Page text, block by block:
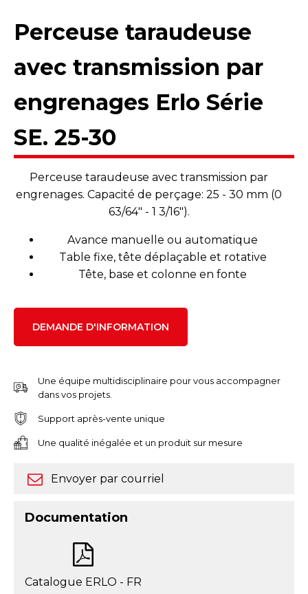
Perceuse taraudeuse
avec transmission par
engrenages Erlo Série
SE. 25-30
Perceuse taraudeuse avec transmission par
engrenages. Capacité de perçage: 25 - 30 mm (0
63/64" - 1 3/16").
Avance manuelle ou automatique
Table fixe, tête déplaçable et rotative
Tête, base et colonne en fonte
DEMANDE D'INFORMATION
Une équipe multidisciplinaire pour vous accompagner
dans vos projets.
Support après-vente unique
Une qualité inégalée et un produit sur mesure
Envoyer par courriel
Documentation
Catalogue ERLO - FR